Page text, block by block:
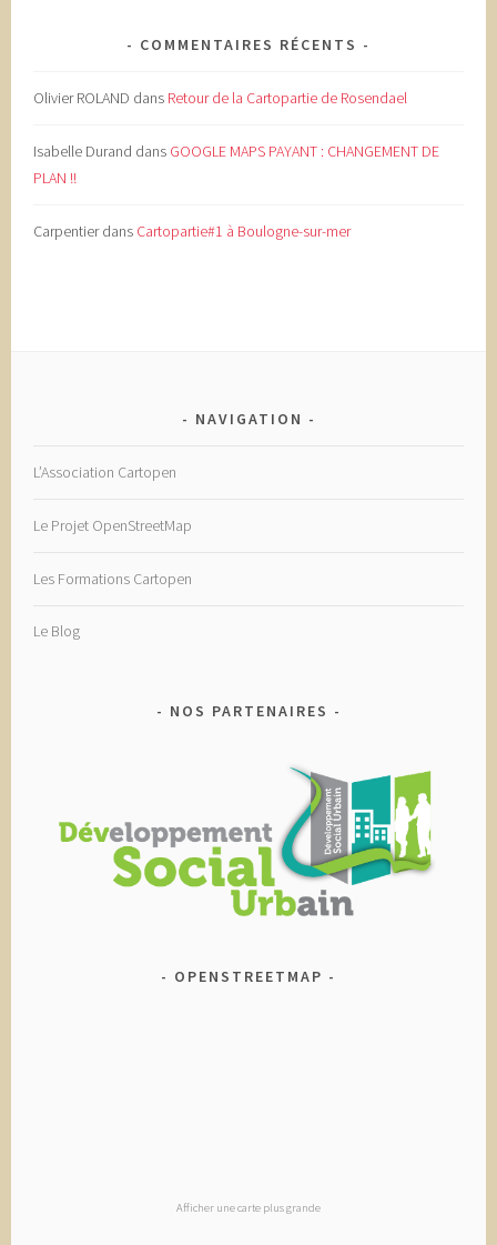
COMMENTAIRES RÉCENTS
Olivier ROLAND dans Retour de la Cartopartie de Rosendael
Isabelle Durand dans GOOGLE MAPS PAYANT : CHANGEMENT DE
PLAN !!
Carpentierdans Cartopartie#1 à Boulogne-sur-mer
NAVIGATION
L’Association Cartopen
Le Projet OpenStreetMap
Les Formations Cartopen
Le Blog
NOS PARTENAIRES
OPENSTREETMAP
Afficher une carte plus grande